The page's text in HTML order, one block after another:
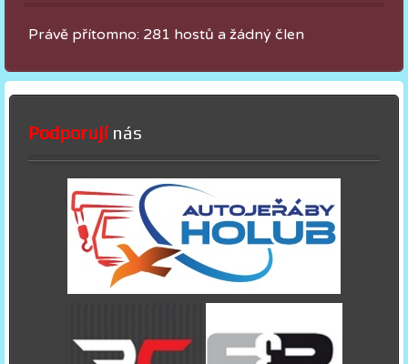
Právě přítomno: 281 hostů a žádný člen
Podporujínás